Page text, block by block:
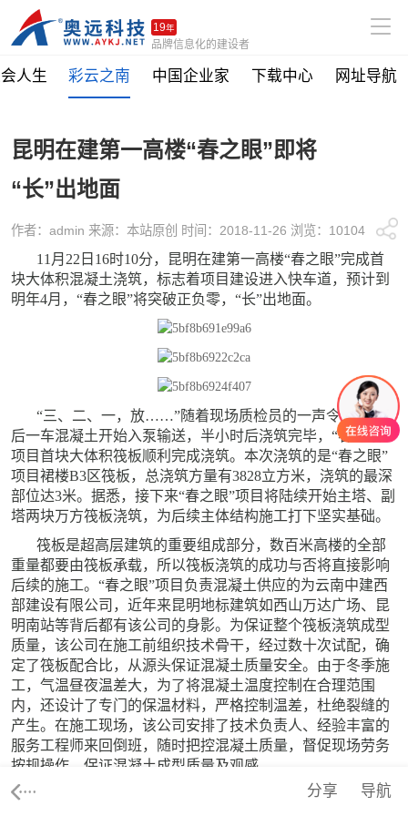
19年
品牌信息化的建设者
人生 彩云之南 中国企业家 下载中心 网址导航
昆明在建第一高楼“春之眼”即将
“长”出地面
作者：admin 来源：本站原创 时间：2018-11-26 浏览：10104
11月22日16时10分，昆明在建第一高楼“春之眼”完成首
块大体积混凝土浇筑，标志着项目建设进入快车道，预计到
明年4月，“春之眼”将突破正负零，“长”出地面。
“三、二、一，放……”随着现场质检员的一声令下，最
后一车混凝土开始入泵输送，半小时后浇筑完毕，“春之眼”
项目首块大体积筏板顺利完成浇筑。本次浇筑的是“春之眼”
项目裙楼B3区筏板，总浇筑方量有3828立方米，浇筑的最深
部位达3米。据悉，接下来“春之眼”项目将陆续开始主塔、副
塔两块万方筏板浇筑，为后续主体结构施工打下坚实基础。
筏板是超高层建筑的重要组成部分，数百米高楼的全部
重量都要由筏板承载，所以筏板浇筑的成功与否将直接影响
后续的施工。“春之眼”项目负责混凝土供应的为云南中建西
部建设有限公司，近年来昆明地标建筑如西山万达广场、昆
明南站等背后都有该公司的身影。为保证整个筏板浇筑成型
质量，该公司在施工前组织技术骨干，经过数十次试配，确
定了筏板配合比，从源头保证混凝土质量安全。由于冬季施
工，气温昼夜温差大，为了将混凝土温度控制在合理范围
内，还设计了专门的保温材料，严格控制温差，杜绝裂缝的
产生。在施工现场，该公司安排了技术负责人、经验丰富的
服务工程师来回倒班，随时把控混凝土质量，督促现场劳务
按规操作，保证混凝土成型质量及观感。
“2017年春节前，我们在距‘春之眼’项目一街之隔的‘恒隆
导航
分享